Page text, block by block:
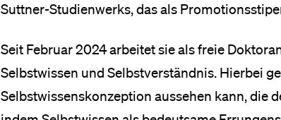
Suttner-Studienwerks, das als
Seit Februar 2024 arbeitet sie als freie
Selbstwissen und Selbstverständnis. Hierbei
Selbstwissenskonzeption aussehen kann, die
Medien